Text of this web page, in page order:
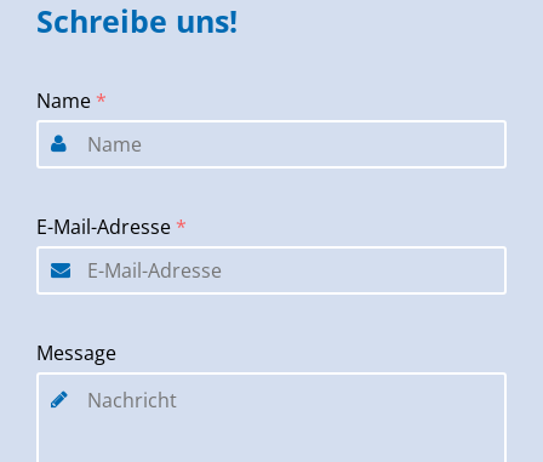
Schreibe uns!
Name *
E-Mail-Adresse *
Message